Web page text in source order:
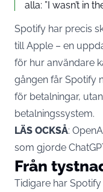
alla: ”I wasn’t in
Spotify har precis
till Apple – en
för hur användare
gången får Spotify
för betalningar,
betalningssystem.
LÄS OCKSÅ:
som gjorde
Från
Tidigare har